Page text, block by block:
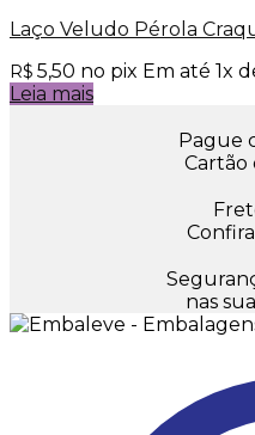
Laço Veludo Pérola
R$ 5,50 no pix Em até 1x
Leia mais
Pague
Cartão
nas